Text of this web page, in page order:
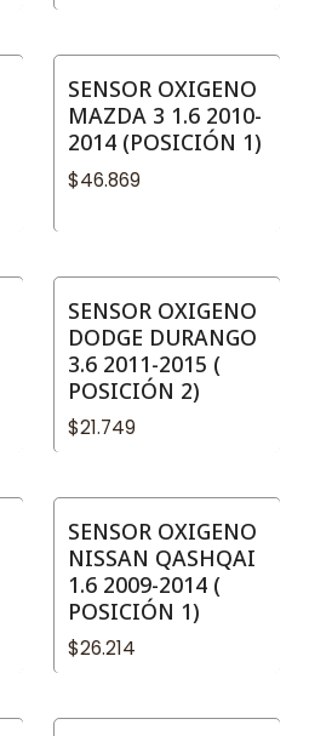
SENSOR OXIGENO
MAZDA 3 1.6 2010-
2014 (POSICIÓN 1)
$46.869
SENSOR OXIGENO
DODGE DURANGO
3.6 2011-2015 (
POSICIÓN 2)
$21.749
SENSOR OXIGENO
NISSAN QASHQAI
1.6 2009-2014 (
POSICIÓN 1)
$26.214